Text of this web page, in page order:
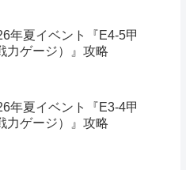
年夏イベント『E4-5甲
力ゲージ）』攻略
年夏イベント『E3-4甲
力ゲージ）』攻略